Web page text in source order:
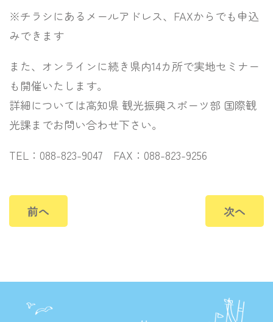
※チラシにあるメールアドレス、FAXからでも申込
みできます
また、オンラインに続き県内14カ所で実地セミナー
も開催いたします。
詳細については高知県 観光振興スポーツ部 国際観
光課までお問い合わせ下さい。
TEL ： 088-823-9047 FAX ： 088-823-9256
前へ 次へ